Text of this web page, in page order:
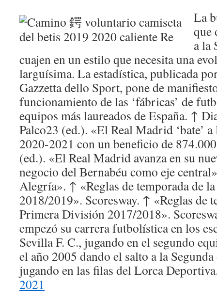
La
que
a la
cuajen en un estilo que necesita una
larguísima. La estadística, publicada
Gazzetta dello Sport, pone de
funcionamiento de las ‘fábricas’ de
equipos más laureados de España. ↑
Palco23 (ed.). «El Real Madrid ‘bate’
2020-2021 con un beneficio de
(ed.). «El Real Madrid avanza en su
negocio del Bernabéu como eje
Alegría». ↑ «Reglas de temporada de
2018/2019». Scoresway. ↑ «Reglas de
Primera División 2017/2018».
empezó su carrera futbolística en los
Sevilla F. C., jugando en el segundo
el año 2005 dando el salto a la
jugando en las filas del Lorca
2021